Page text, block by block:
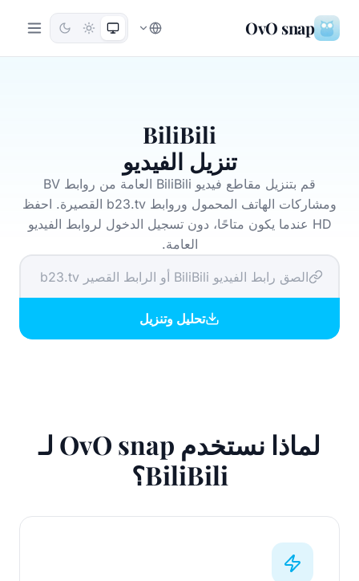
OvO snap
BiliBili
تنزيل الفيديو
قم بتنزيل مقاطع فيديو BiliBili العامة من روابط BV
ومشاركات الهاتف المحمول وروابط b23.tv القصيرة. احفظ
HD عندما يكون متاحًا، دون تسجيل الدخول لروابط الفيديو
العامة.
تحليل وتنزيل
لماذا نستخدم OvO snap لـ
BiliBili؟